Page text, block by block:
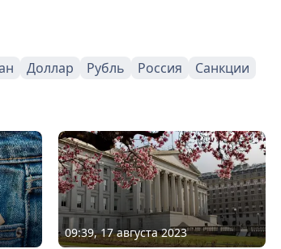
Доллар Рубль Россия Санкции
09:39, 17 августа 2023